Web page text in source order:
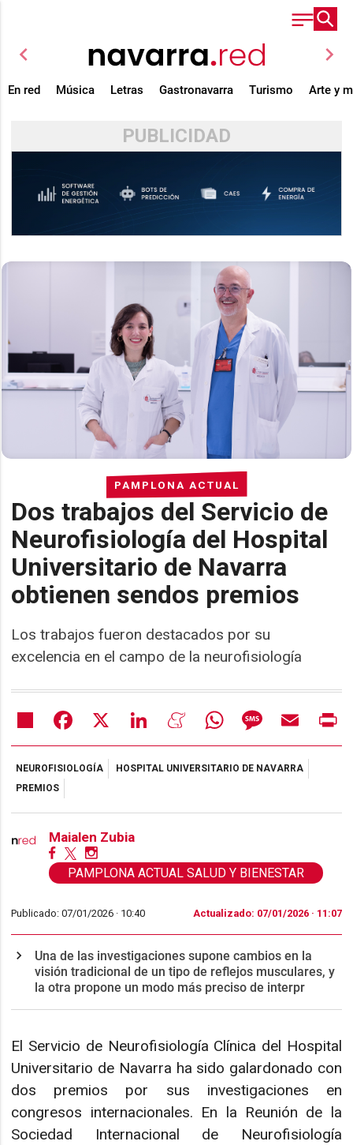
chevron_left chevron_right
En red Música Letras Gastronavarra Turismo Arte y
PUBLICIDAD
PAMPLONA ACTUAL
Dos trabajos del Servicio de
Neurofisiología del Hospital
Universitario de Navarra
obtienen sendos premios
Los trabajos fueron destacados por su
excelencia en el campo de la neurofisiología
Share Facebook LinkedIn MeneameWhatsAppMessageEmail
NEUROFISIOLOGÍA
HOSPITAL UNIVERSITARIO DE NAVARRA
PREMIOS
Maialen Zubia
PAMPLONA ACTUAL SALUD Y BIENESTAR
Publicado: 07/01/2026 · 10:40 Actualizado: 07/01/2026 · 11:07
Una de las investigaciones supone cambios en la
visión tradicional de un tipo de reflejos musculares, y
la otra propone un modo más preciso de interpr
El Servicio de Neurofisiología Clínica del Hospital
Universitario de Navarra ha sido galardonado con
dos premios por sus investigaciones en
congresos internacionales. En la Reunión de la
Sociedad Internacional de Neurofisiología